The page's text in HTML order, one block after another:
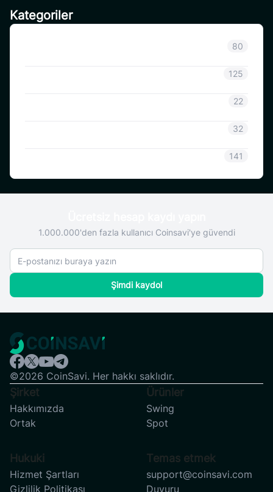
Kategoriler
80
125
22
32
141
1.000.000'den fazla kullanıcı Coinsavi'ye güvendi
Şimdi kaydol
©2026 CoinSavi. Her hakkı saklıdır.
Şirket
Hakkımızda
Ortak
Ürünler
Swing
Spot
Hukuki
Hizmet Şartları
Gizlilik Politikası
Temas etmek
support@coinsavi.com
Duyuru